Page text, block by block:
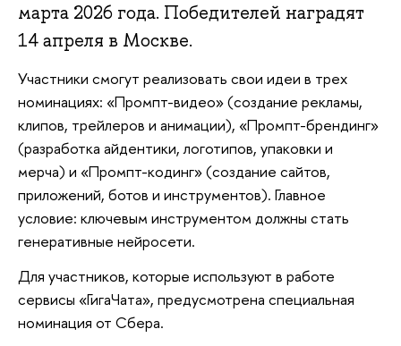
марта 2026 года. Победителей наградят
14 апреля в Москве.
Участники смогут реализовать свои идеи в трех
номинациях: «Промпт-видео» (создание рекламы,
клипов, трейлеров и анимации), «Промпт-брендинг»
(разработка айдентики, логотипов, упаковки и
мерча) и «Промпт-кодинг» (создание сайтов,
приложений, ботов и инструментов). Главное
условие: ключевым инструментом должны стать
генеративные нейросети.
Для участников, которые используют в работе
сервисы «ГигаЧата», предусмотрена специальная
номинация от Сбера.